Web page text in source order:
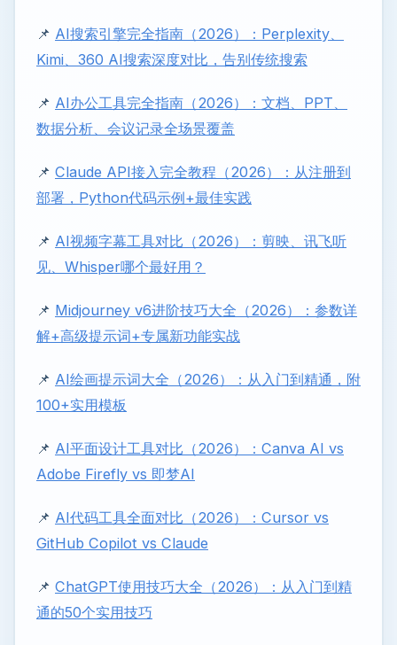
📌 AI搜索引擎完全指南（2026）：Perplexity、
Kimi、360 AI搜索深度对比，告别传统搜索
📌 AI办公工具完全指南（2026）：文档、PPT、
数据分析、会议记录全场景覆盖
📌 Claude API接入完全教程（2026）：从注册到
部署，Python代码示例+最佳实践
📌 AI视频字幕工具对比（2026）：剪映、讯飞听
见、Whisper哪个最好用？
📌 Midjourney v6进阶技巧大全（2026）：参数详
解+高级提示词+专属新功能实战
📌 AI绘画提示词大全（2026）：从入门到精通，附
100+实用模板
📌 AI平面设计工具对比（2026）：Canva AI vs
Adobe Firefly vs 即梦AI
📌 AI代码工具全面对比（2026）：Cursor vs
GitHub Copilot vs Claude
📌 ChatGPT使用技巧大全（2026）：从入门到精
通的50个实用技巧